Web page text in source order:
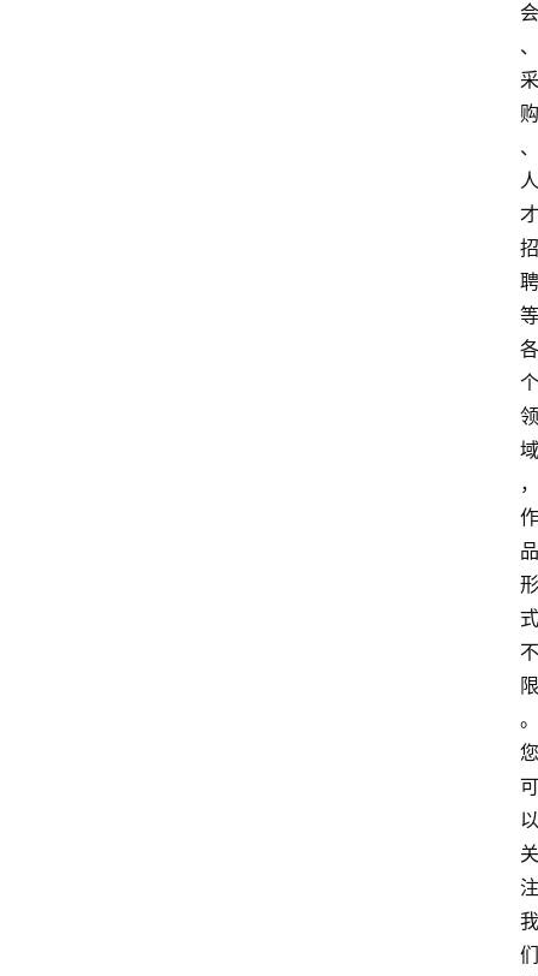
会
、
采
购
、
人
才
招
聘
等
各
个
领
域
，
作
品
形
式
不
限
。
您
可
以
关
注
我
们